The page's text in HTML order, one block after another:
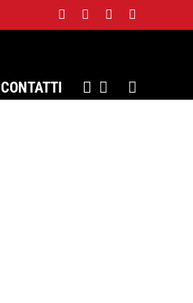
Facebook
TwitterInstagram
CONTATTI